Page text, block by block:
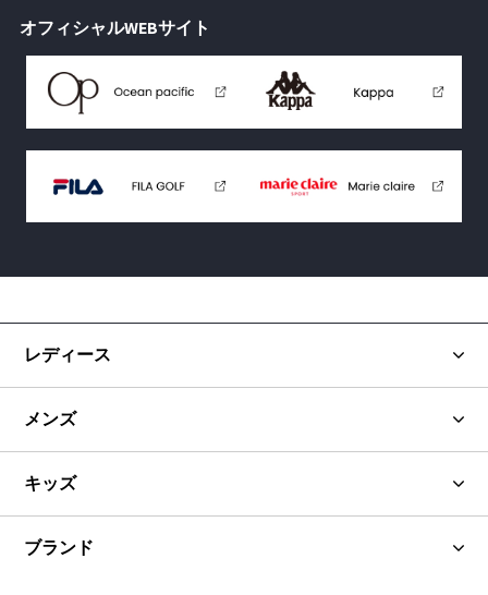
オフィシャルWEBサイト
レディース
メンズ
キッズ
ブランド